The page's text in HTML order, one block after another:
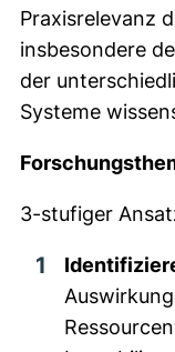
Praxisrelevanz
insbesondere
der
Systeme
3-stufiger